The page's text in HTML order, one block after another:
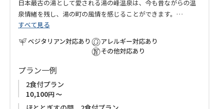
日本最古の湯として愛される湯の峰温泉は、今も昔ながらの温
泉情緒を残し、湯の町の風情を感じることができます。
そんな湯の峰温泉郷の中にある、こじんまりとした露天風呂が
自慢の安らぎの宿、湯の谷荘。
女将手作りの野菜中心の料理は、ボリューム満点！！
朝食後には、温泉で淹れたコーヒーが味わえます。
■ご予約受付について
◆
お申込みの受付はご利用希望日の3ケ月前からです。
すべて見る
ベジタリアン対応あり
アレルギー対応あり
その他対応あり
プラン一例
2食付プラン
10,100円 ～